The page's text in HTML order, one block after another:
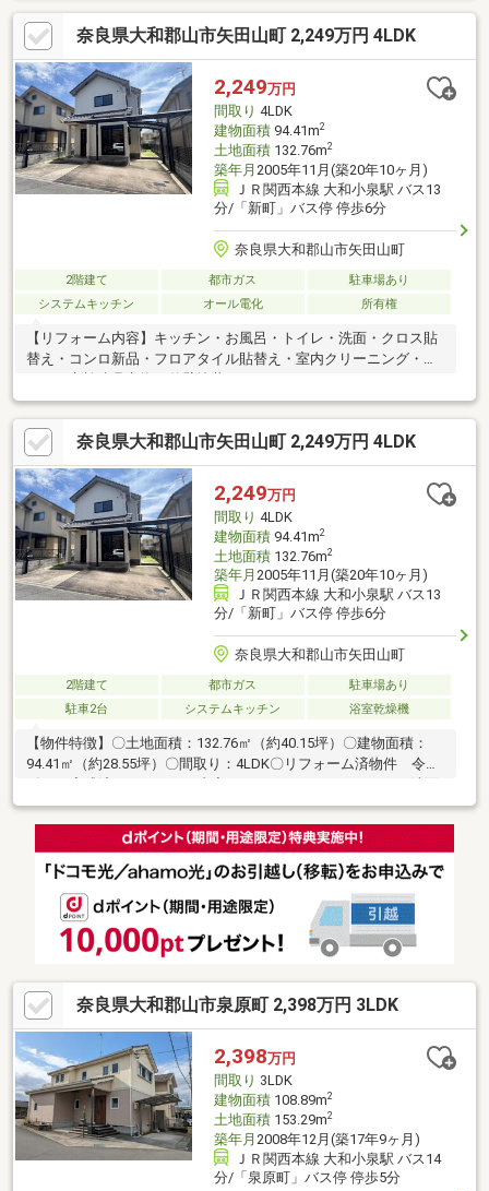
でも安心して洗濯物が干せます。脱衣室に勝手口があるので、洗
濯物干しスペースまですぐ行けます！※増築未登記部分あり ※築年
数不詳につき記載している内容と異なります。 ※本物件は二階建
てですが、増築部分が未登記のため、登記簿上の表示に基づき平
屋として掲載しております。
奈良県大和郡山市矢田山町 2,249万円 4LDK
2,249万円
間取り 4LDK
建物面積94.41m2
土地面積132.76m2
築年月 2005年11月(築20年10ヶ月)
ＪＲ関西本線 大和小泉駅 バス13
分/「新町」バス停 停歩6分
奈良県大和郡山市矢田山町
2階建て 都市ガス
駐車場あり
システムキッチン
オール電化 所有権
【リフォーム内容】キッチン・お風呂・トイレ・洗面・クロス貼
替え・コンロ新品・フロアタイル貼替え・室内クリーニング・シ
ロアリ点検建具交換・外壁塗装
奈良県大和郡山市矢田山町 2,249万円 4LDK
2,249万円
間取り 4LDK
建物面積94.41m2
土地面積132.76m2
築年月 2005年11月(築20年10ヶ月)
ＪＲ関西本線 大和小泉駅 バス13
分/「新町」バス停 停歩6分
奈良県大和郡山市矢田山町
2階建て 都市ガス
駐車場あり
駐車2台
システムキッチン 浴室乾燥機
【物件特徴】〇土地面積：132.76㎡（約40.15坪）〇建物面積：
94.41㎡（約28.55坪）〇間取り：4LDK〇リフォーム済物件 令和
化粧台、トイレ新規交換、クロス張替、フロアタイル貼り、クッ
ションフロア張替え、ハウスクリーニング、外壁塗装〇駐車場2台
【周辺環境】〇矢田小学校まで約1.7km〇郡山西中学校まで約2.4
km〇ローソン大和郡山新町店まで約500ｍ〇クスリのアオキ大和
問合せ下さい。福屋不動産販売 大和郡山店 (0120-66-2981)ま
でお気軽にお問い合わせください！
奈良県大和郡山市泉原町 2,398万円 3LDK
2,398万円
間取り 3LDK
建物面積108.89m2
土地面積153.29m2
築年月 2008年12月(築17年9ヶ月)
ＪＲ関西本線 大和小泉駅 バス14
分/「泉原町」バス停 停歩5分